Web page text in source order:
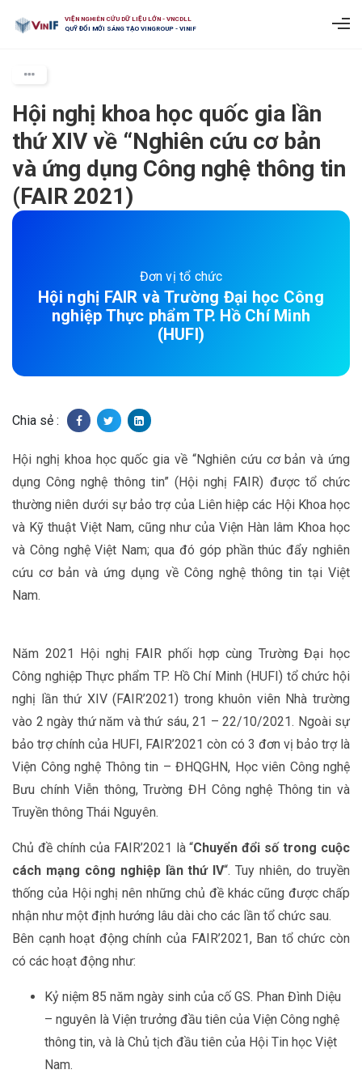
VIỆN NGHIÊN CỨU DỮ LIỆU LỚN - VNCDLL
QUỸ ĐỔI MỚI SÁNG TẠO VINGROUP - VINIF
Hội nghị khoa học quốc gia lần
thứ XIV về “Nghiên cứu cơ bản
và ứng dụng Công nghệ thông tin
(FAIR 2021)
Đơn vị tổ chức
Hội nghị FAIR và Trường Đại học Công
nghiệp Thực phẩm TP. Hồ Chí Minh
(HUFI)
Chia sẻ :
Hội nghị khoa học quốc gia về “Nghiên cứu cơ bản và ứng
dụng Công nghệ thông tin” (Hội nghị FAIR) được tổ chức
thường niên dưới sự bảo trợ của Liên hiệp các Hội Khoa học
và Kỹ thuật Việt Nam, cũng như của Viện Hàn lâm Khoa học
và Công nghệ Việt Nam; qua đó góp phần thúc đẩy nghiên
cứu cơ bản và ứng dụng về Công nghệ thông tin tại Việt
Nam.
Năm 2021 Hội nghị FAIR phối hợp cùng Trường Đại học
Công nghiệp Thực phẩm TP. Hồ Chí Minh (HUFI) tổ chức hội
nghị lần thứ XIV (FAIR’2021) trong khuôn viên Nhà trường
vào 2 ngày thứ năm và thứ sáu, 21 – 22/10/2021. Ngoài sự
bảo trợ chính của HUFI, FAIR’2021 còn có 3 đơn vị bảo trợ là
Viện Công nghệ Thông tin – ĐHQGHN, Học viên Công nghệ
Bưu chính Viễn thông, Trường ĐH Công nghệ Thông tin và
Truyền thông Thái Nguyên.
Chủ đề chính của FAIR’2021 là “Chuyển đổi số trong cuộc
cách mạng công nghiệp lần thứ IV“. Tuy nhiên, do truyền
thống của Hội nghị nên những chủ đề khác cũng được chấp
nhận như một định hướng lâu dài cho các lần tổ chức sau.
Bên cạnh hoạt động chính của FAIR’2021, Ban tổ chức còn
có các hoạt động như:
Kỷ niệm 85 năm ngày sinh của cố GS. Phan Đình Diệu
– nguyên là Viện trưởng đầu tiên của Viện Công nghệ
thông tin, và là Chủ tịch đầu tiên của Hội Tin học Việt
Nam.